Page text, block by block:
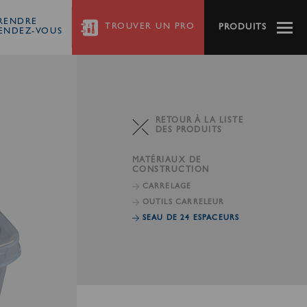
VOUS
TROUVER UN PRO PRODUITS
RETOUR À LA LISTE
DES PRODUITS
MATÉRIAUX DE
CONSTRUCTION
CARRELAGE
OUTILS CARRELEUR
SEAU DE 24 ESPACEURS